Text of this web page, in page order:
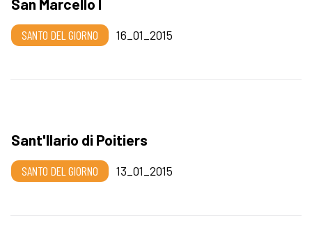
San Marcello I
SANTO DEL GIORNO 16_01_2015
Sant'Ilario di Poitiers
SANTO DEL GIORNO 13_01_2015